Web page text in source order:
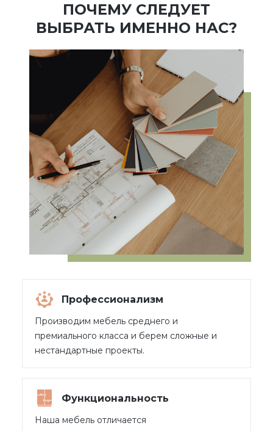
ПОЧЕМУ СЛЕДУЕТ
ВЫБРАТЬ ИМЕННО НАС?
Профессионализм
Производим мебель среднего и
премиального класса и берем сложные и
нестандартные проекты.
Функциональность
Наша мебель отличается